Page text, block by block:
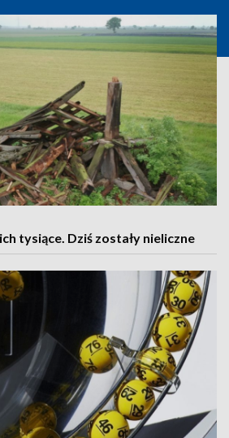
tysiące. Dziś zostały nieliczne